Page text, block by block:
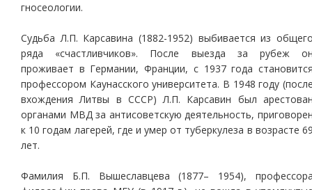
гносеологии.
Судьба Л.П. Карсавина (1882-1952) выбивается из
ряда «счастливчиков». После выезда за рубеж
проживает в Германии, Франции, с 1937 года
профессором Каунасского университета. В 1948 году
вхождения Литвы в СССР) Л.П. Карсавин был
органами МВД за антисоветскую деятельность,
к 10 годам лагерей, где и умер от туберкулеза в возрасте
лет.
Фамилия Б.П. Вышеславцева (1877– 1954),